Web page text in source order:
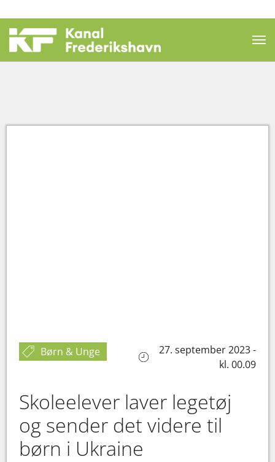
Børn & Unge
27. september 2023 -
kl. 00.09
Skoleelever laver legetøj
og sender det videre til
børn i Ukraine